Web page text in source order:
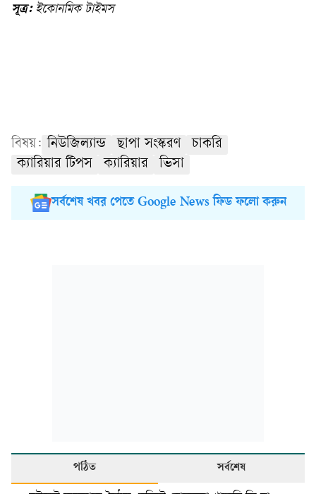
সূত্র:ইকোনমিক টাইমস
বিষয়: নিউজিল্যান্ড ছাপা সংস্করণ
চাকরি
ক্যারিয়ার টিপস
ক্যারিয়ার ভিসা
সর্বশেষ খবর পেতে Google News ফিড ফলো করুন
পঠিত সর্বশেষ